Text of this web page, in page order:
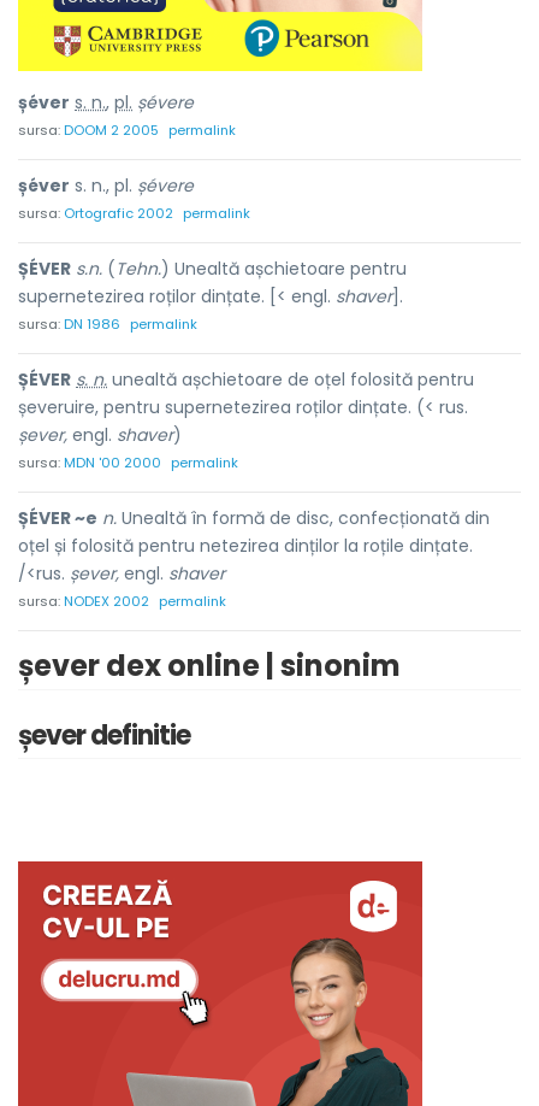
șéver s. n., pl. șévere
sursa:DOOM 2 2005 permalink
șéver s. n., pl. șévere
sursa: Ortografic 2002 permalink
ȘÉVER s.n. ( Tehn.) Unealtă așchietoare pentru
supernetezirea roților dințate. [< engl. shaver].
sursa:DN 1986 permalink
ȘÉVER s. n. unealtă așchietoare de oțel folosită pentru
șeveruire, pentru supernetezirea roților dințate. (< rus.
șever, engl. shaver)
sursa:MDN '00 2000 permalink
ȘÉVER ~e n. Unealtă în formă de disc, confecționată din
oțel și folosită pentru netezirea dinților la roțile dințate.
/<rus. șever, engl. shaver
sursa:NODEX 2002 permalink
șever dex online | sinonim
șever definitie